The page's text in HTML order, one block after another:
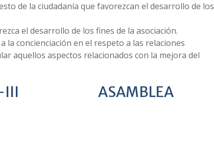
de la ciudadanía que favorezcan el desarrollo de los
el desarrollo de los fines de la asociación.
la concienciación en el respeto a las relaciones
aquellos aspectos relacionados con la mejora del